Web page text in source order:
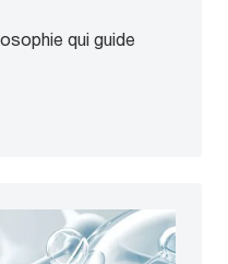
qui guide